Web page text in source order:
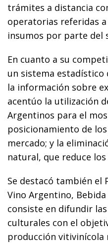
trámites a distancia
operatorias referidas
insumos por parte del
En cuanto a su
un sistema estadístico
la información sobre
acentúo la utilización
Argentinos para el
posicionamiento de
mercado; y la
natural, que reduce
Se destacó también el
Vino Argentino,
consiste en difundir
culturales con el
producción vitivinícola